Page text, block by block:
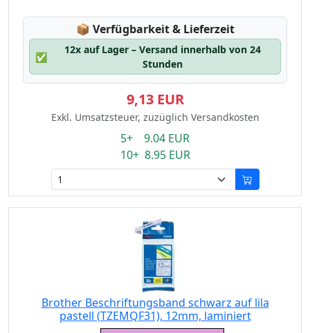
📦 Lagerstatus:
Verfügbarkeit & Lieferzeit
✅
12x auf Lager – Versand innerhalb von 24
Stunden
9,13 EUR
Exkl. Umsatzsteuer, zuzüglich Versandkosten
5+ 9.04 EUR
10+ 8.95 EUR
Brother Beschriftungsband schwarz auf lila
pastell (TZEMQF31), 12mm, laminiert